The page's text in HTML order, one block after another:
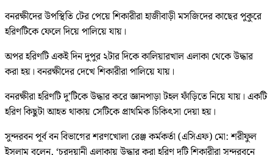
বনরক্ষীদের উপস্থিতি টের পেয়ে শিকারীরা হাজীবাড়ী মসজিদের কাছের পুকুরে
হরিণটিকে ফেলে দিয়ে পালিয়ে যায়।
অপর হরিণটি একই দিন দুপুর ২টার দিকে কালিয়ারখাল এলাকা থেকে উদ্ধার
করা হয়। বনরক্ষীদের দেখে শিকারীরা পালিয়ে যায়।
‎বনরক্ষীরা হরিণটি দু’টিকে উদ্ধার করে জ্ঞানপাড়া টহল ফাঁড়িতে নিয়ে যায়। একটি
হরিণ কিছুটা আহত থাকায় সেটিকে প্রাথমিক চিকিৎসা দেয়া হয়।
‎সুন্দরবন পূর্ব বন বিভাগের শরণখোলা রেঞ্জ কর্মকর্তা (এসিএফ) মো: শরীফুল